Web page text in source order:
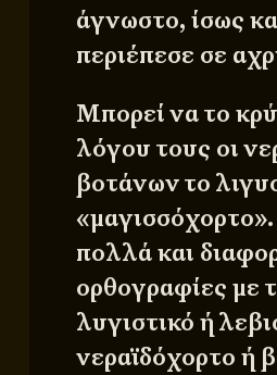
άγνωστο, ίσως
περιέπεσε σε
Μπορεί να το
λόγου τους οι
βοτάνων το
πολλά και
ορθογραφίες με
λυγιστικό ή
νεραϊδόχορτο ή